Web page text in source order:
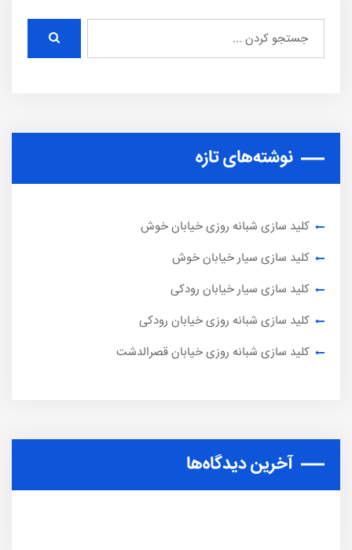
نوشته‌های تازه
کلید سازی شبانه روزی خیابان خوش
کلید سازی سیار خیابان خوش
کلید سازی سیار خیابان رودکی
کلید سازی شبانه روزی خیابان رودکی
کلید سازی شبانه روزی خیابان قصرالدشت
آخرین دیدگاه‌ها